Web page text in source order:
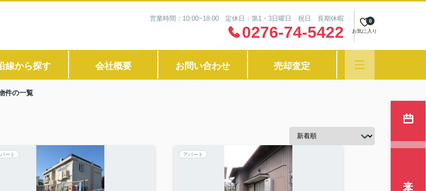
営業時間：10:00~18:00 定休日：第1・3日曜日 祝日 長期休暇
0276-74-5422 お気に入り
0
線から探す 会社概要 お問い合わせ 売却査定
件の一覧
ート アパート